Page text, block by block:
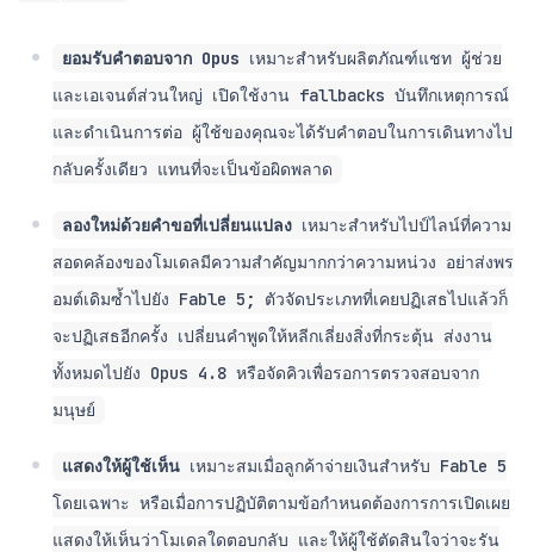
ยอมรับคำตอบจาก Opus เหมาะสำหรับผลิตภัณฑ์แชท ผู้ช่วย
และเอเจนต์ส่วนใหญ่ เปิดใช้งาน fallbacks บันทึกเหตุการณ์
และดำเนินการต่อ ผู้ใช้ของคุณจะได้รับคำตอบในการเดินทางไป
กลับครั้งเดียว แทนที่จะเป็นข้อผิดพลาด
ลองใหม่ด้วยคำขอที่เปลี่ยนแปลง เหมาะสำหรับไปป์ไลน์ที่ความ
สอดคล้องของโมเดลมีความสำคัญมากกว่าความหน่วง อย่าส่งพร
อมต์เดิมซ้ำไปยัง Fable 5; ตัวจัดประเภทที่เคยปฏิเสธไปแล้วก็
จะปฏิเสธอีกครั้ง เปลี่ยนคำพูดให้หลีกเลี่ยงสิ่งที่กระตุ้น ส่งงาน
ทั้งหมดไปยัง Opus 4.8 หรือจัดคิวเพื่อรอการตรวจสอบจาก
มนุษย์
แสดงให้ผู้ใช้เห็น เหมาะสมเมื่อลูกค้าจ่ายเงินสำหรับ Fable 5
โดยเฉพาะ หรือเมื่อการปฏิบัติตามข้อกำหนดต้องการการเปิดเผย
แสดงให้เห็นว่าโมเดลใดตอบกลับ และให้ผู้ใช้ตัดสินใจว่าจะรัน